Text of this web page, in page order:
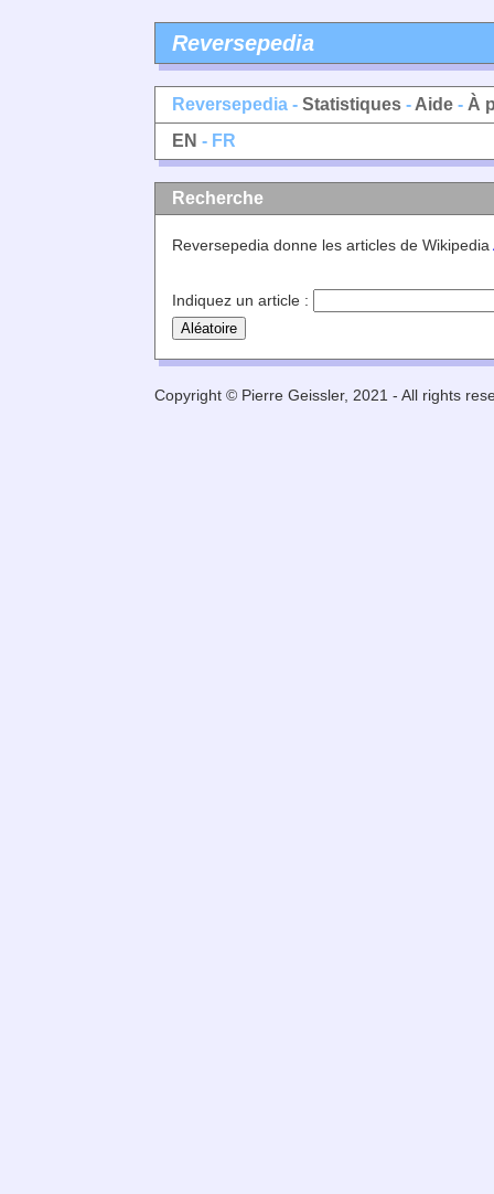
Reversepedia
Reversepedia - Statistiques - Aide - À
EN - FR
Recherche
Reversepedia donne les articles de Wikipedia
Indiquez un article :
Copyright © Pierre Geissler, 2021 - All rights